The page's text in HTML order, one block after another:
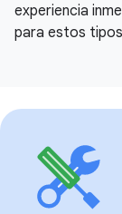
experiencia
para estos